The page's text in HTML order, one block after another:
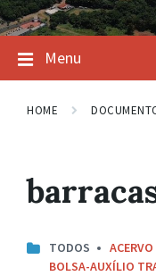
Menu
HOME
TODOS ACERVO
BOLSA-AUXÍLIO